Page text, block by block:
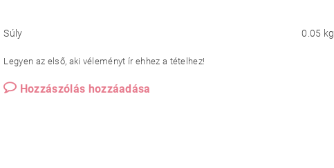
Súly 0.05 kg
Legyen az első, aki véleményt ír ehhez a tételhez!
Hozzászólás hozzáadása